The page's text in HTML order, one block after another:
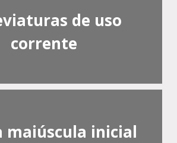
de uso
corrente
maiúscula inicial